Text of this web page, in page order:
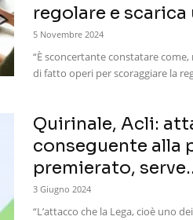
regolare e
5 Novembre 2024
“È sconcertante constatare
di fatto operi per scoraggiare la
Quirinale, Acli:
conseguente alla
premierato,
3 Giugno 2024
“L’attacco che la Lega, cioè uno